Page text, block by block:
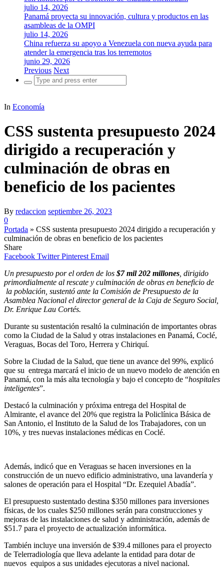
julio 14, 2026
Panamá proyecta su innovación, cultura y productos en las
asambleas de la OMPI
julio 14, 2026
China refuerza su apoyo a Venezuela con nueva ayuda para
atender la emergencia tras los terremotos
junio 29, 2026
Previous Next
Search
for:
In Economía
CSS sustenta presupuesto 2024
dirigido a recuperación y
culminación de obras en
beneficio de los pacientes
By redaccion septiembre 26, 2023
0
Portada » CSS sustenta presupuesto 2024 dirigido a recuperación y
culminación de obras en beneficio de los pacientes
Share
Facebook Twitter Pinterest Email
Un presupuesto por el orden de los $7 mil 202 millones , dirigido
primordialmente al rescate y culminación de obras en beneficio de
la población, sustentó ante la Comisión de Presupuesto de la
Asamblea Nacional el director general de la Caja de Seguro Social,
Dr. Enrique Lau Cortés.
Durante su sustentación resaltó la culminación de importantes obras
como la Ciudad de la Salud y otras instalaciones en Panamá, Coclé,
Veraguas, Bocas del Toro, Herrera y Chiriquí.
Sobre la Ciudad de la Salud, que tiene un avance del 99%, explicó
que su entrega marcará el inicio de un nuevo modelo de atención en
Panamá, con la más alta tecnología y bajo el concepto de “hospitales
inteligentes”.
Destacó la culminación y próxima entrega del Hospital de
Almirante, el avance del 20% que registra la Policlínica Básica de
San Antonio, el Instituto de la Salud de los Trabajadores, con un
10%, y tres nuevas instalaciones médicas en Coclé.
Además, indicó que en Veraguas se hacen inversiones en la
construcción de un nuevo edificio administrativo, una lavandería y
salones de operación para el Hospital “Dr. Ezequiel Abadía”.
El presupuesto sustentado destina $350 millones para inversiones
físicas, de los cuales $250 millones serán para construcciones y
mejoras de las instalaciones de salud y administración, además de
$51.7 para el proyecto de actualización informática.
También incluye una inversión de $39.4 millones para el proyecto
de Telerradiología que lleva adelante la entidad para dotar de
nuevos equipos a sus unidades ejecutoras a nivel nacional.